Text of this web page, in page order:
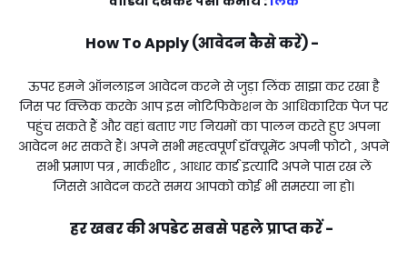
How To Apply (आवेदन कैसे करें) -
ऊपर हमने ऑनलाइन आवेदन करने से जुड़ा लिंक साझा कर रखा है
जिस पर क्लिक करके आप इस नोटिफिकेशन के आधिकारिक पेज पर
पहुंच सकते हैं और वहां बताए गए नियमों का पालन करते हुए अपना
आवेदन भर सकते हैं। अपने सभी महत्वपूर्ण डॉक्यूमेंट अपनी फोटो , अपने
सभी प्रमाण पत्र , मार्कशीट , आधार कार्ड इत्यादि अपने पास रख लें
जिससे आवेदन करते समय आपको कोई भी समस्या ना हो।
हर खबर की अपडेट सबसे पहले प्राप्त करें -